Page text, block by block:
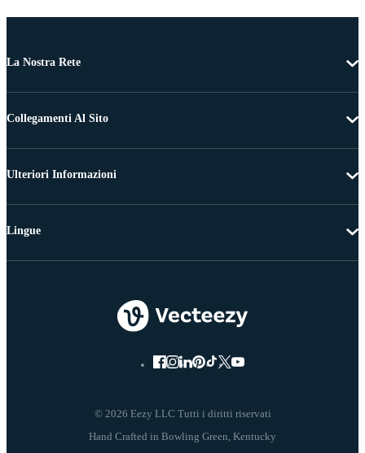
La Nostra Rete
Collegamenti Al Sito
Ulteriori Informazioni
© 2026 Eezy LLC Tutti i diritti riservati
Lingue